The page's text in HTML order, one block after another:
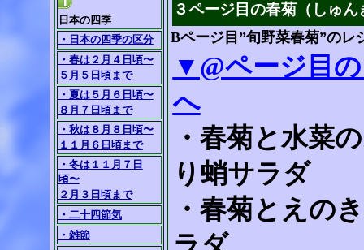
日本の四季
・日本の四季の区分
・春は２月４日頃〜
５月５日頃まで
・夏は５月６日頃〜
８月７日頃まで
・秋は８月８日頃〜
１１月６日頃まで
・冬は１１月７日
頃〜
２月３日頃まで
・二十四節気
・雑節
３ページ目の春菊（しゅ
Bページ目”旬野菜春菊”のレ
▼@ページ目
へ
・春菊と水菜
り蛸サラダ
・春菊とえの